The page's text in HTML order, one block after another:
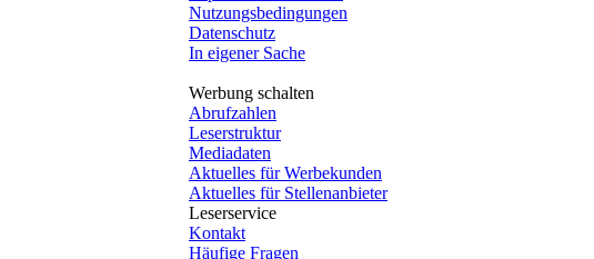
Nutzungsbedingungen
Datenschutz
In eigener Sache
Werbung schalten
Abrufzahlen
Leserstruktur
Mediadaten
Aktuelles für Werbekunden
Aktuelles für Stellenanbieter
Leserservice
Kontakt
Häufige Fragen